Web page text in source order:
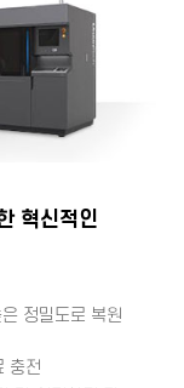
혁신적인
정밀도로 복원
충전